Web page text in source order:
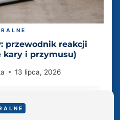
przewodnik reakcji
kary i przymusu)
13 lipca, 2026